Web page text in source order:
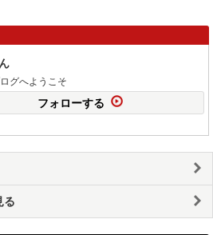
グへようこそ
フォローする
る